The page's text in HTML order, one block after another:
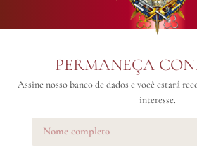
PERMANEÇA
Assine nosso banco de dados e você estará
interesse.